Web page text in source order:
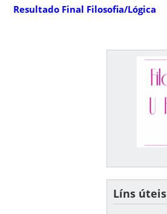
Resultado Final Filosofia/Lógica
Líns úteis